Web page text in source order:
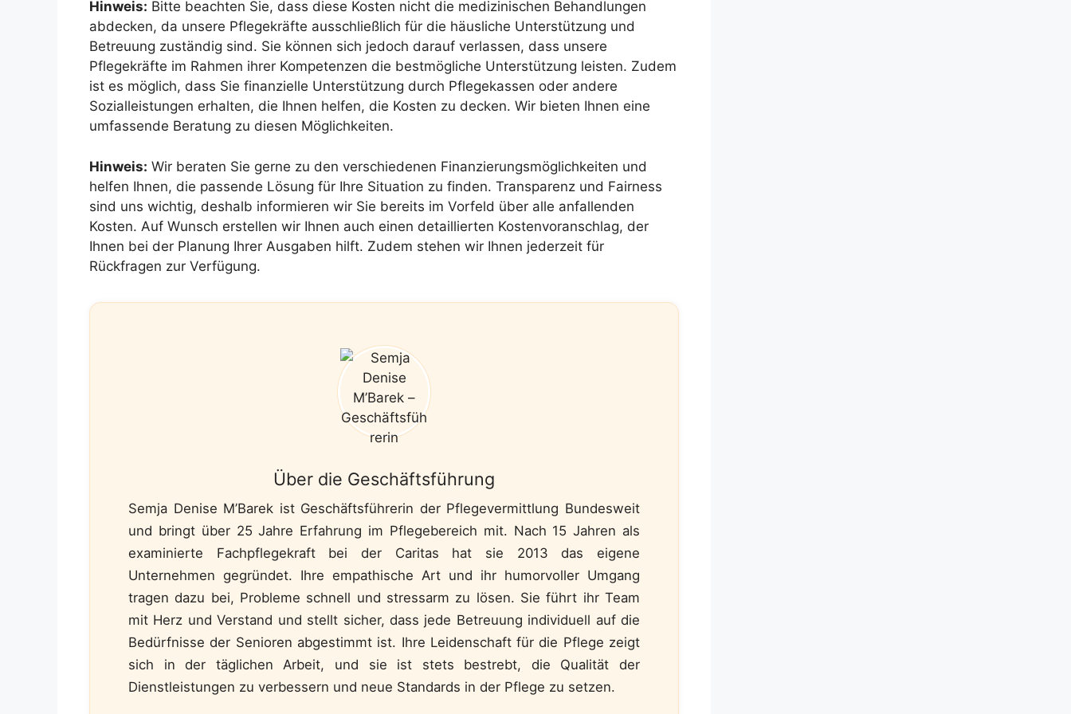
Hinweis: Bitte beachten Sie, dass diese Kosten nicht die medizinischen Behandlungen
abdecken, da unsere Pflegekräfte ausschließlich für die häusliche Unterstützung und
Betreuung zuständig sind. Sie können sich jedoch darauf verlassen, dass unsere
Pflegekräfte im Rahmen ihrer Kompetenzen die bestmögliche Unterstützung leisten. Zudem
ist es möglich, dass Sie finanzielle Unterstützung durch Pflegekassen oder andere
Sozialleistungen erhalten, die Ihnen helfen, die Kosten zu decken. Wir bieten Ihnen eine
umfassende Beratung zu diesen Möglichkeiten.
Hinweis: Wir beraten Sie gerne zu den verschiedenen Finanzierungsmöglichkeiten und
helfen Ihnen, die passende Lösung für Ihre Situation zu finden. Transparenz und Fairness
sind uns wichtig, deshalb informieren wir Sie bereits im Vorfeld über alle anfallenden
Kosten. Auf Wunsch erstellen wir Ihnen auch einen detaillierten Kostenvoranschlag, der
Ihnen bei der Planung Ihrer Ausgaben hilft. Zudem stehen wir Ihnen jederzeit für
Rückfragen zur Verfügung.
Über die Geschäftsführung
Semja Denise M’Barek ist Geschäftsführerin der Pflegevermittlung Bundesweit
und bringt über 25 Jahre Erfahrung im Pflegebereich mit. Nach 15 Jahren als
examinierte Fachpflegekraft bei der Caritas hat sie 2013 das eigene
Unternehmen gegründet. Ihre empathische Art und ihr humorvoller Umgang
tragen dazu bei, Probleme schnell und stressarm zu lösen. Sie führt ihr Team
mit Herz und Verstand und stellt sicher, dass jede Betreuung individuell auf die
Bedürfnisse der Senioren abgestimmt ist. Ihre Leidenschaft für die Pflege zeigt
sich in der täglichen Arbeit, und sie ist stets bestrebt, die Qualität der
Dienstleistungen zu verbessern und neue Standards in der Pflege zu setzen.